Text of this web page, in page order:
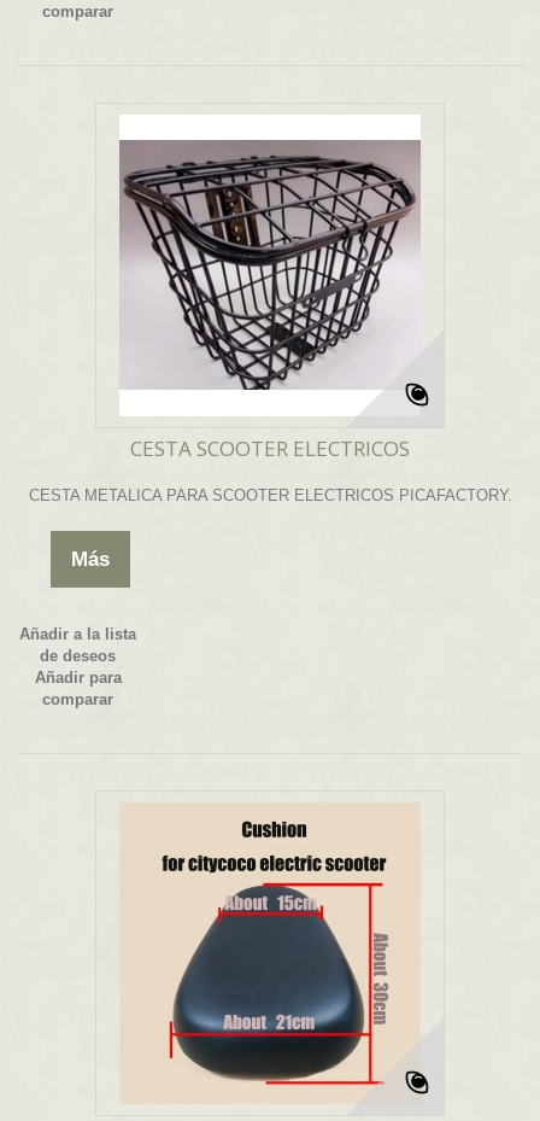
comparar
CESTA SCOOTER ELECTRICOS
CESTA METALICA PARA SCOOTER ELECTRICOS PICAFACTORY.
Más
Añadir a la lista
de deseos
Añadir para
comparar